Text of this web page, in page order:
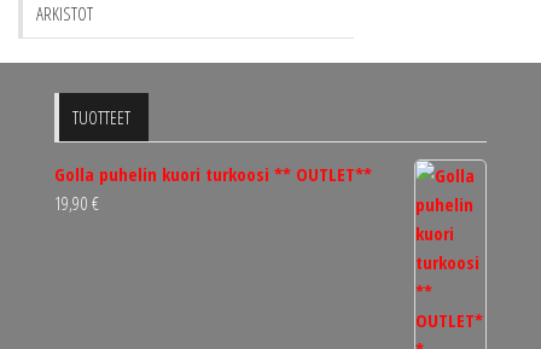
ARKISTOT
TUOTTEET
Golla puhelin kuori turkoosi ** OUTLET**
19,90 €